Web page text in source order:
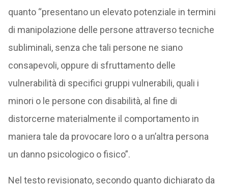
quanto “presentano un elevato potenziale in termini
di manipolazione delle persone attraverso tecniche
subliminali, senza che tali persone ne siano
consapevoli, oppure di sfruttamento delle
vulnerabilità di specifici gruppi vulnerabili, quali i
minori o le persone con disabilità, al fine di
distorcerne materialmente il comportamento in
maniera tale da provocare loro o a un’altra persona
un danno psicologico o fisico”.
Nel testo revisionato, secondo quanto dichiarato da